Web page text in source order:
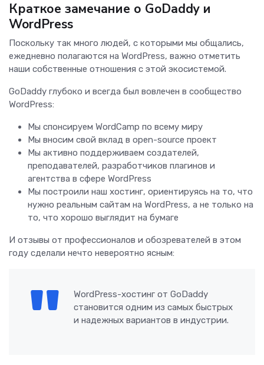
Краткое замечание о GoDaddy и
WordPress
Поскольку так много людей, с которыми мы общались,
ежедневно полагаются на WordPress, важно отметить
наши собственные отношения с этой экосистемой.
GoDaddy глубоко и всегда был вовлечен в сообщество
WordPress:
Мы спонсируем WordCamp по всему миру
Мы вносим свой вклад в open-source проект
Мы активно поддерживаем создателей,
преподавателей, разработчиков плагинов и
агентства в сфере WordPress
Мы построили наш хостинг, ориентируясь на то, что
нужно реальным сайтам на WordPress, а не только на
то, что хорошо выглядит на бумаге
И отзывы от профессионалов и обозревателей в этом
году сделали нечто невероятно ясным:
WordPress-хостинг от GoDaddy
становится одним из самых быстрых
и надежных вариантов в индустрии.